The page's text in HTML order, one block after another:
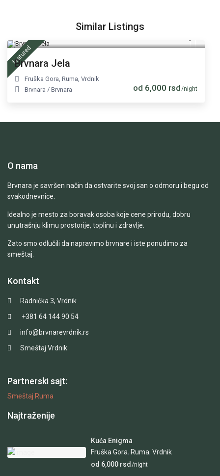
Similar Listings
featured
od 6,000 rsd/night
Brvnara Jela
Fruška Gora,Ruma,Vrdnik
Brvnara /Brvnara
O nama
Brvnara je savršen način da ostvarite svoj san o odmoru i begu od
svakodnevnice.
Idealno je mesto za boravak osoba koje cene prirodu, dobru
unutrašnju klimu prostorije, toplinu i zdravlje.
Zato smo odlučili da napravimo brvnare i iste ponudimo za
smeštaj.
Kontakt
Radnička 3, Vrdnik
+381 64 144 90 54
info@brvnarevrdnik.rs
Smeštaj Vrdnik
Partnerski sajt:
Smeštaj Ruma
Najtraženije
Kuća Enigma
Fruška Gora, Ruma,Vrdnik
od 6,000 rsd /night